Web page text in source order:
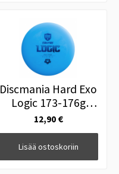
Discmania Hard Exo
Logic 173-176g
Sininen
12,90 €
Lisää ostoskoriin